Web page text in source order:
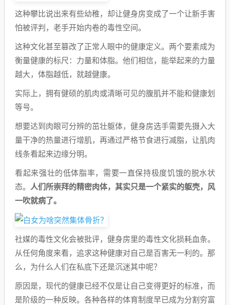
这种攀比说出来有些幼稚，却让健身房变成了一个让新手害
怕被评判，老手开始内卷的毒性空间。
这种文化甚至篡改了正常人眼中的健康定义。两个要素成为
衡量健康的标尺：力量和体脂。他们相信，能举起来的力量
越大，体脂越低，就越健康。
实际上，拥有健硕的肌肉或清晰可见的腹肌并不能和健康划
等号。
想要达到肉眼可分辨的茁壮躯体，健身房选手需要先摄入大
量干净的热量进行增肌，再通过严格节食进行减脂，让肌肉
线条看起来边缘分明。
看起来强壮的低体脂率，需要一直保持极度饥饿的脱水状
态。
人们所崇拜的精密肉体，其实只是一个紧实的躯壳，风
一吹就病了。
社媒的毒性文化会被批评，健身房里的毒性文化损耗血条。
从任何角度来看，追求这种健康对自己是百害无一利的。那
么，为什么人们在私底下还是沉迷其中呢？
原因是，现代的健康已经不仅是让自己变得更好的标准，而
是阶级的一种反映。各种各样的体育制度早已成为分割穷富